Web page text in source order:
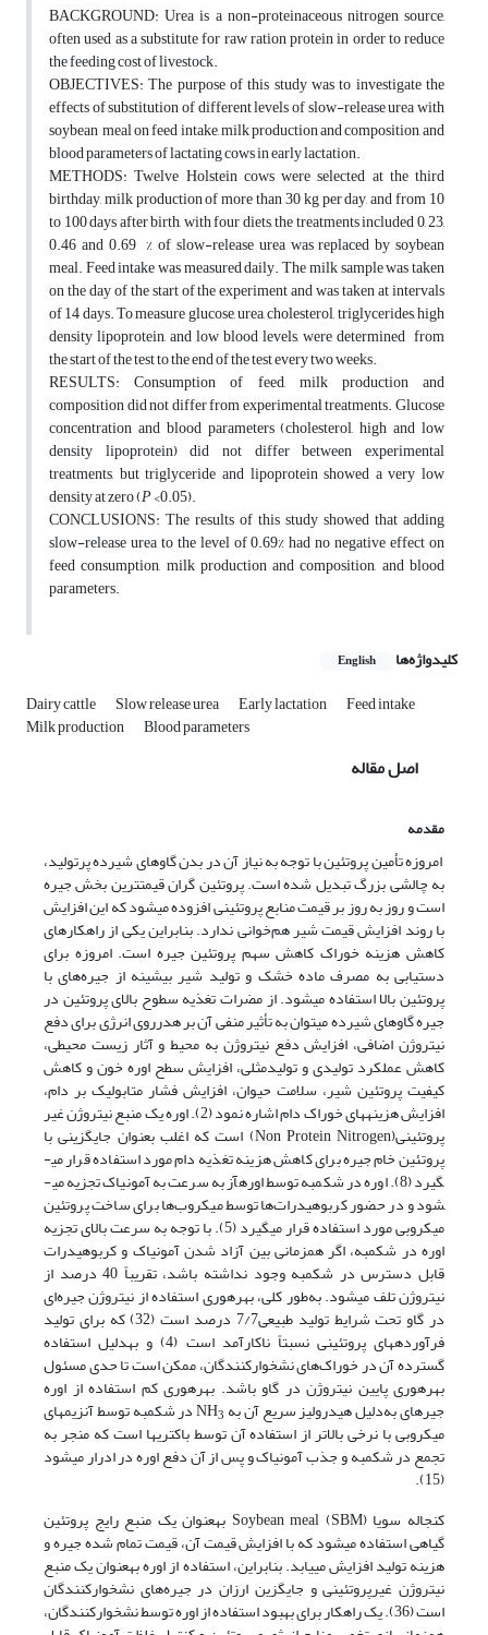
BACKGROUND: Urea is a non-proteinaceous nitrogen source,
often used as a substitute for raw ration protein in order to reduce
the feeding cost of livestock.
OBJECTIVES: The purpose of this study was to investigate the
effects of substitution of different levels of slow-release urea with
soybean meal on feed intake, milk production and composition, and
blood parameters of lactating cows in early lactation.
METHODS: Twelve Holstein cows were selected at the third
birthday, milk production of more than 30 kg per day, and from 10
to 100 days after birth, with four diets, the treatments included 0, 23,
0.46 and 0.69 % of slow-release urea was replaced by soybean
meal. Feed intake was measured daily. The milk sample was taken
on the day of the start of the experiment and was taken at intervals
of 14 days. To measure glucose, urea, cholesterol, triglycerides, high
density lipoprotein, and low blood levels, were determined from
the start of the test to the end of the test every two weeks.
RESULTS: Consumption of feed, milk production and
composition did not differ from experimental treatments. Glucose
concentration and blood parameters (cholesterol, high and low
density lipoprotein) did not differ between experimental
treatments, but triglyceride and lipoprotein showed a very low
density at zero (P<0.05).
CONCLUSIONS: The results of this study showed that adding
slow-release urea to the level of 0.69% had no negative effect on
feed consumption, milk production and composition, and blood
parameters.
کلیدواژه‌ها English
Dairy cattle Slow release urea Early lactation Feed intake
Milk production Blood parameters
اصل مقاله
مقدمه
امروزه تأمین پروتئین با توجه به نیاز آن در بدن گاوهای شیرده پرتولید،
به چالشی بزرگ تبدیل شده است. پروتئین گران­ قیمت­ترین بخش جیره
است و روز به روز بر قیمت منابع پروتئینی افزوده می­شود که این افزایش
با روند افزایش قیمت شیر هم‌خوانی ندارد. بنابراین یکی از راهکارهای
کاهش هزینه خوراک کاهش سهم پروتئین جیره است. امروزه برای
دستیابی به مصرف ماده خشک و تولید شیر بیشینه از جیره‌های با
پروتئین بالا استفاده ­می­شود. از مضرات تغذیه سطوح بالای پروتئین در
جیره گاوهای شیرده می­توان به تأثیر منفی آن بر هد‌رروی انرژی برای دفع
نیتروژن اضافی، افزایش دفع نیتروژن به محیط و آثار زیست محیطی،
کاهش عملکرد تولیدی و تولیدمثلی، افزایش سطح اوره خون و کاهش
کیفیت پروتئین شیر، سلامت حیوان، افزایش فشار متابولیک بر دام،
افزایش هزینه­های خوراک دام اشاره نمود (2). اوره یک منبع نیتروژن غیر
پروتئینی(Non Protein Nitrogen) است که اغلب بعنوان جایگزینی با
پروتئین خام جیره برای کاهش هزینه تغذیه دام مورد استفاده قرار می­
گیرد (8). اوره در شکمبه توسط اوره­آز به سرعت به آمونیاک تجزیه می­
شود و در حضور کربوهیدرات‌ها توسط میکروب‌ها برای ساخت پروتئین
میکروبی مورد استفاده قرار می­گیرد (5). با توجه به سرعت بالای تجزیه
اوره در شکمبه، اگر همزمانی بین آزاد شدن آمونیاک و کربوهیدرات
قابل دسترس در شکمبه وجود نداشته باشد، تقریباً 40 درصد از
نیتروژن تلف می­شود. به‌طور کلی، بهره­وری استفاده از نیتروژن جیره‌ای
در گاو تحت شرایط تولید طبیعی7/7 درصد است (32) که برای تولید
فرآورده­های پروتئینی نسبتاً ناکارآمد است (4) و به­دلیل استفاده
گسترده آن در خوراک‌های نشخوارکنندگان، ممکن است تا حدی مسئول
بهره­وری پایین نیتروژن در گاو باشد. بهره­وری کم استفاده از اوره
جیره­ای به‌دلیل هیدرولیز سریع آن به NH 3 در شکمبه توسط آنزیم­های
میکروبی با نرخی بالاتر از استفاده آن توسط باکتری­ها است که منجر به
تجمع در شکمبه و جذب آمونیاک و پس از آن دفع اوره در ادرار می­شود
(15).
کنجاله سویا Soybean meal (SBM) به­عنوان یک منبع رایج پروتئین
گیاهی استفاده می­شود که با افزایش قیمت آن، قیمت تمام شده جیره و
هزینه تولید افزایش می­یابد. بنابراین، استفاده از اوره به­عنوان یک منبع
نیتروژن غیرپروتئینی و جایگزین ارزان در جیره‌های نشخوارکنندگان
است (36). یک راهکار برای بهبود استفاده از اوره توسط نشخوارکنندگان،